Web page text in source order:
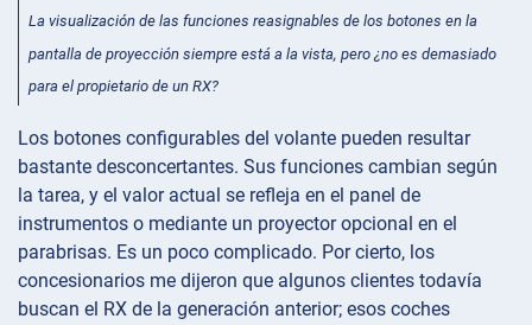
La visualización de las funciones reasignables de los botones en la
pantalla de proyección siempre está a la vista, pero ¿no es demasiado
para el propietario de un RX?
Los botones configurables del volante pueden resultar
bastante desconcertantes. Sus funciones cambian según
la tarea, y el valor actual se refleja en el panel de
instrumentos o mediante un proyector opcional en el
parabrisas. Es un poco complicado. Por cierto, los
concesionarios me dijeron que algunos clientes todavía
buscan el RX de la generación anterior; esos coches